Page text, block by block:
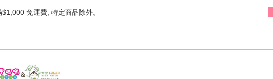
$1,000 免運費, 特定商品除外。